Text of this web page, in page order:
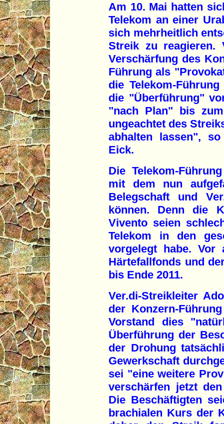
Am 10. Mai hatten
Telekom an einer
sich mehrheitlich
Streik zu reagieren.
Verschärfung des
Führung als
die Telekom-
die "Überführung"
"nach Plan" bis
ungeachtet des
abhalten lassen", so
Eick.
Die Telekom-
mit dem nun
Belegschaft und
können. Denn die
Vivento seien
Telekom in den
vorgelegt habe. Vor
Härtefallfonds und
bis Ende 2011.
Ver.di-Streikleiter
der Konzern-
Vorstand dies
Überführung der
der Drohung
Gewerkschaft
sei "eine weitere
verschärfen jetzt
Die Beschäftigten
brachialen Kurs der